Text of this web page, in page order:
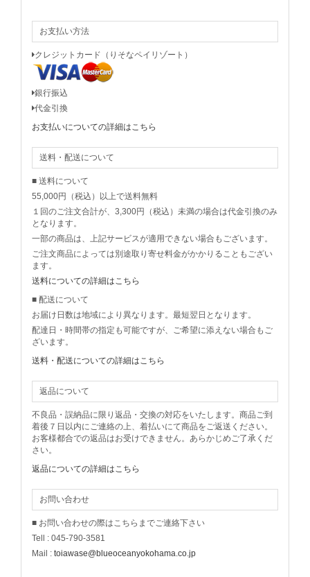
お支払い方法
クレジットカード（りそなペイリゾート）
銀行振込
代金引換
お支払いについての詳細はこちら
送料・配送について
■ 送料について
55,000円（税込）以上で送料無料
１回のご注文合計が、3,300円（税込）未満の場合は代金引換のみ
となります。
一部の商品は、上記サービスが適用できない場合もございます。
ご注文商品によっては別途取り寄せ料金がかかりることもござい
ます。
送料についての詳細はこちら
■ 配送について
お届け日数は地域により異なります。最短翌日となります。
配達日・時間帯の指定も可能ですが、ご希望に添えない場合もご
ざいます。
送料・配送についての詳細はこちら
返品について
不良品・誤納品に限り返品・交換の対応をいたします。商品ご到
着後７日以内にご連絡の上、着払いにて商品をご返送ください。
お客様都合での返品はお受けできません。あらかじめご了承くだ
さい。
返品についての詳細はこちら
お問い合わせ
■ お問い合わせの際はこちらまでご連絡下さい
Tell : 045-790-3581
Mail : toiawase@blueoceanyokohama.co.jp